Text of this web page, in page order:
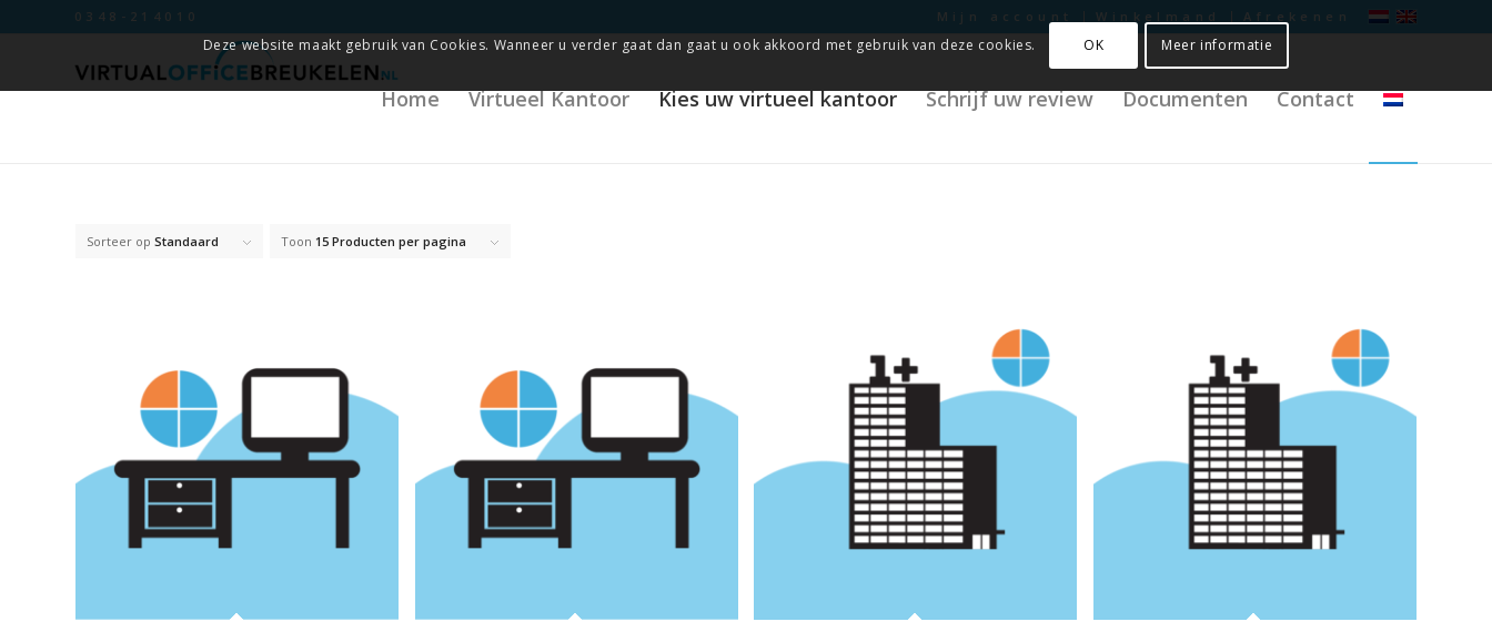
Mijn account Winkelmand Afrekenen
0348-214010
Home Virtueel Kantoor Kies uw virtueel kantoor Schrijf uw review Documenten Contact
Sorteer op Standaard Toon 15 Producten per pagina
Deze website maakt gebruik van Cookies. Wanneer u verder gaat dan gaat u ook akkoord met gebruik van deze cookies. OK Meer informatie